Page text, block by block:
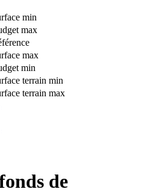
min
max
max
min
terrain min
terrain max
de